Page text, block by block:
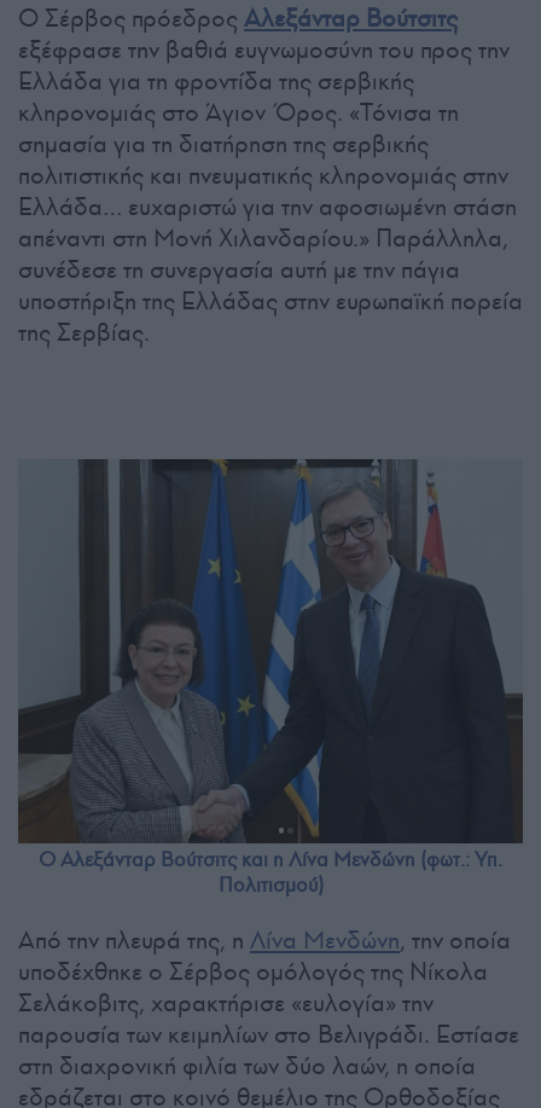
Ο Σέρβος πρόεδρος Αλεξάνταρ Βούτσιτς
εξέφρασε την βαθιά ευγνωμοσύνη του προς την
Ελλάδα για τη φροντίδα της σερβικής
κληρονομιάς στο Άγιον Όρος. «Τόνισα τη
σημασία για τη διατήρηση της σερβικής
πολιτιστικής και πνευματικής κληρονομιάς στην
Ελλάδα… ευχαριστώ για την αφοσιωμένη στάση
απέναντι στη Μονή Χιλανδαρίου.» Παράλληλα,
συνέδεσε τη συνεργασία αυτή με την πάγια
υποστήριξη της Ελλάδας στην ευρωπαϊκή πορεία
της Σερβίας.
Ο Αλεξάνταρ Βούτσιτς και η Λίνα Μενδώνη (φωτ.: Υπ.
Πολιτισμού)
Από την πλευρά της, η Λίνα Μενδώνη, την οποία
υποδέχθηκε ο Σέρβος ομόλογός της Νίκολα
Σελάκοβιτς, χαρακτήρισε «ευλογία» την
παρουσία των κειμηλίων στο Βελιγράδι. Εστίασε
στη διαχρονική φιλία των δύο λαών, η οποία
εδράζεται στο κοινό θεμέλιο της Ορθοδοξίας